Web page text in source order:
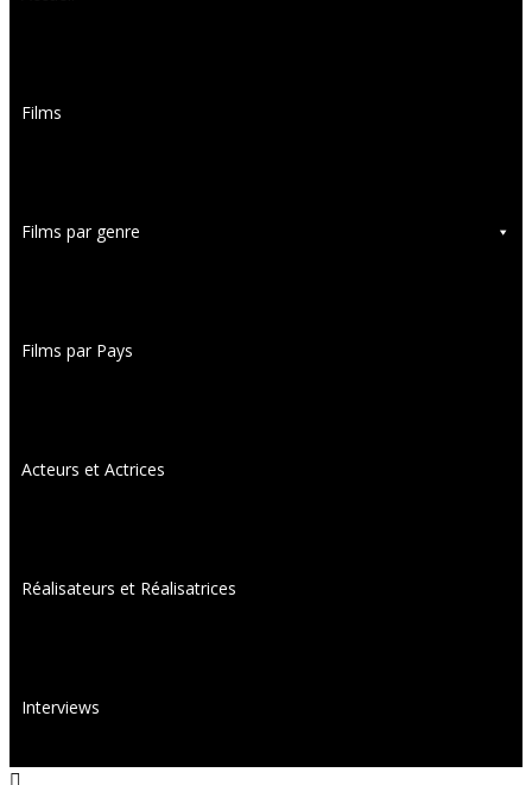
Films
Films par genre
Films par Pays
Acteurs et Actrices
Réalisateurs et Réalisatrices
Interviews